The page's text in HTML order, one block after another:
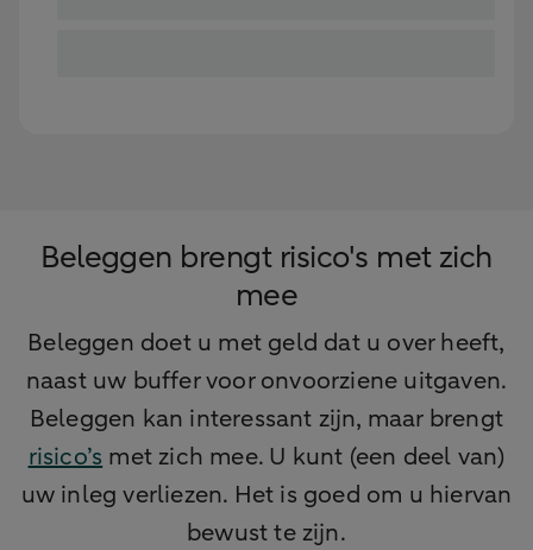
Beleggen brengt risico's met zich
mee
Beleggen doet u met geld dat u over heeft,
naast uw buffer voor onvoorziene uitgaven.
Beleggen kan interessant zijn, maar brengt
risico’s met zich mee. U kunt (een deel van)
uw inleg verliezen. Het is goed om u hiervan
bewust te zijn.